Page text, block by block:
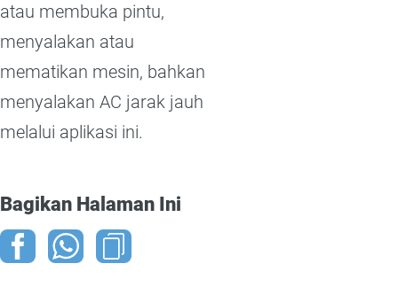
atau membuka pintu,
menyalakan atau
mematikan mesin, bahkan
menyalakan AC jarak jauh
melalui aplikasi ini.
Bagikan Halaman Ini